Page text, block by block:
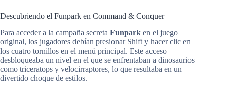
Descubriendo el Funpark en Command & Conquer
Para acceder a la campaña secreta Funpark en el juego
original, los jugadores debían presionar Shift y hacer clic en
los cuatro tornillos en el menú principal. Este acceso
desbloqueaba un nivel en el que se enfrentaban a dinosaurios
como triceratops y velocirraptores, lo que resultaba en un
divertido choque de estilos.